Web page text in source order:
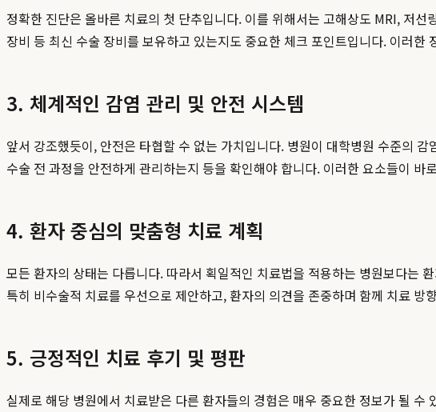
정확한 진단은 올바른 치료의 첫 단추입니다. 이를 위해서는 고해상도 MRI, 저
장비 등 최신 수술 장비를 보유하고 있는지도 중요한 체크 포인트입니다. 이러
3. 체계적인 감염 관리 및 안전 시스템
앞서 강조했듯이, 안전은 타협할 수 없는 가치입니다. 병원이 대학병원 수준의
수술 전 과정을 안전하게 관리하는지 등을 확인해야 합니다. 이러한 요소들이 바로
4. 환자 중심의 맞춤형 치료 계획
모든 환자의 상태는 다릅니다. 따라서 획일적인 치료법을 적용하는 병원보다는
특히 비수술적 치료를 우선으로 제안하고, 환자의 의견을 존중하며 함께 치료 방
5. 긍정적인 치료 후기 및 평판
실제로 해당 병원에서 치료받은 다른 환자들의 경험은 매우 중요한 정보가 될